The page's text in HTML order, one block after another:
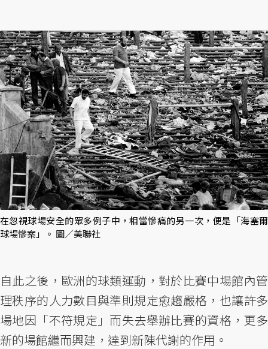
在忽視球場安全的眾多例子中，相當慘痛的另一次，便是「海塞爾
球場慘案」。 圖／美聯社
自此之後，歐洲的球類運動，對於比賽中場館內管
理秩序的人力數目與準則規定愈趨嚴格，也讓許多
場地因「不符規定」而失去舉辦比賽的資格，更多
新的場館繼而興建，達到新陳代謝的作用。